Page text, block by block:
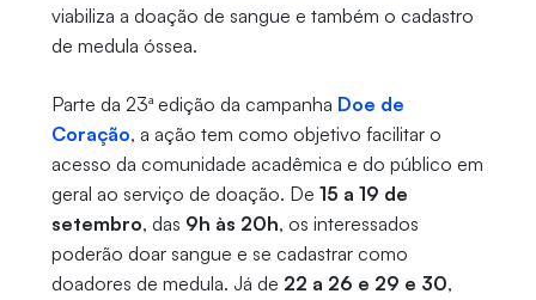
viabiliza a doação de sangue e também o cadastro
de medula óssea.
Parte da 23ª edição da campanha Doe de
Coração, a ação tem como objetivo facilitar o
acesso da comunidade acadêmica e do público em
geral ao serviço de doação. De 15 a 19 de
setembro, das 9h às 20h, os interessados
poderão doar sangue e se cadastrar como
doadores de medula. Já de 22 a 26 e 29 e 30,